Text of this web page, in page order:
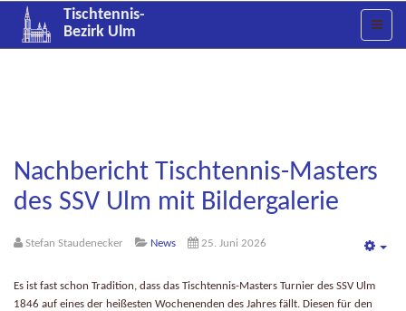
Tischtennis-
Bezirk Ulm
Nachbericht Tischtennis-Masters
des SSV Ulm mit Bildergalerie
Stefan Staudenecker News 25. Juni 2026
Es ist fast schon Tradition, dass das Tischtennis-Masters Turnier des SSV Ulm
1846 auf eines der heißesten Wochenenden des Jahres fällt. Diesen für den